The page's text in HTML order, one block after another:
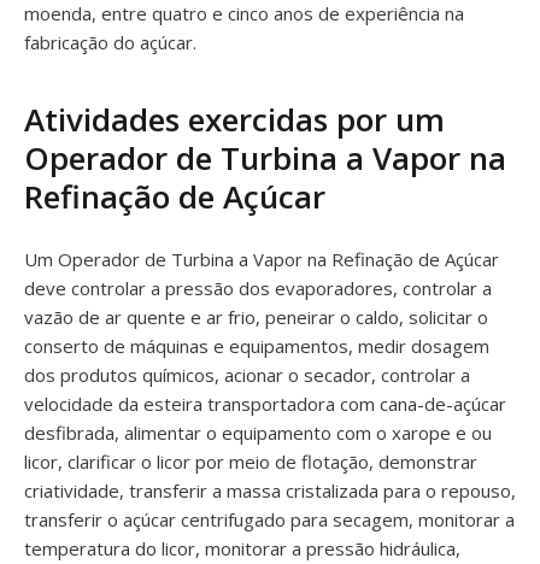
moenda, entre quatro e cinco anos de experiência na
fabricação do açúcar.
Atividades exercidas por um
Operador de Turbina a Vapor na
Refinação de Açúcar
Um Operador de Turbina a Vapor na Refinação de Açúcar
deve controlar a pressão dos evaporadores, controlar a
vazão de ar quente e ar frio, peneirar o caldo, solicitar o
conserto de máquinas e equipamentos, medir dosagem
dos produtos químicos, acionar o secador, controlar a
velocidade da esteira transportadora com cana-de-açúcar
desfibrada, alimentar o equipamento com o xarope e ou
licor, clarificar o licor por meio de flotação, demonstrar
criatividade, transferir a massa cristalizada para o repouso,
transferir o açúcar centrifugado para secagem, monitorar a
temperatura do licor, monitorar a pressão hidráulica,